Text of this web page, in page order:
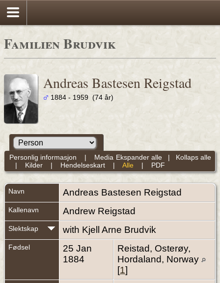
Familien Brudvik
Andreas Bastesen Reigstad
1884 - 1959 (74 år)
Ekspander alle | Kollaps alle
Personlig informasjon | Media
| Kilder| Hendelseskart| Alle | PDF
Navn Andreas Bastesen Reigstad
Kallenavn Andrew Reigstad
Slektskap with Kjell Arne Brudvik
Fødsel
25 Jan
1884
Reistad, Osterøy,
Hordaland, Norway
[1]